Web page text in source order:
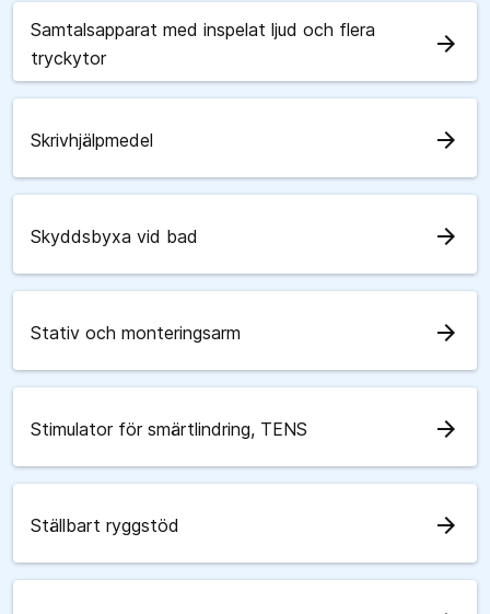
Samtalsapparat med inspelat ljud och flera
tryckytor
arrow_forward
Skrivhjälpmedel arrow_forward
Skyddsbyxa vid bad arrow_forward
Stativ och monteringsarm arrow_forward
Stimulator för smärtlindring, TENS arrow_forward
Ställbart ryggstöd arrow_forward